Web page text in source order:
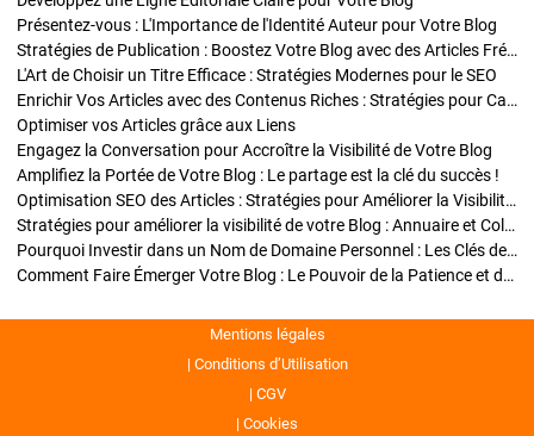
Présentez-vous : L'Importance de l'Identité Auteur pour Votre Blog
Stratégies de Publication : Boostez Votre Blog avec des Articles Fréquents et Exclusifs
L'Art de Choisir un Titre Efficace : Stratégies Modernes pour le SEO
Enrichir Vos Articles avec des Contenus Riches : Stratégies pour Captiver et Optimiser
Optimiser vos Articles grâce aux Liens
Engagez la Conversation pour Accroître la Visibilité de Votre Blog
Amplifiez la Portée de Votre Blog : Le partage est la clé du succès !
Optimisation SEO des Articles : Stratégies pour Améliorer la Visibilité de Votre Blog
Stratégies pour améliorer la visibilité de votre Blog : Annuaire et Collaborations
Pourquoi Investir dans un Nom de Domaine Personnel : Les Clés de la Réussite de Votre Blog
Comment Faire Émerger Votre Blog : Le Pouvoir de la Patience et de la Persévérance
Mentions légales
Conditions d’Utilisation
CGV
Cookies